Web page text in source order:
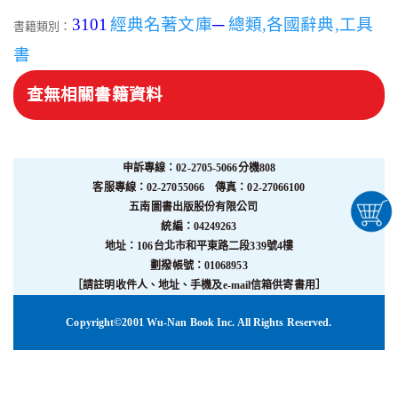
書籍類別： 3101 經典名著文庫─總類,各國辭典,工具
書
查無相關書籍資料
申訴專線：02-2705-5066分機808
客服專線：02-27055066 傳真：02-27066100
五南圖書出版股份有限公司
統編：04249263
地址：106台北市和平東路二段339號4樓
劃撥帳號：01068953
［請註明收件人、地址、手機及e-mail信箱供寄書用］
Copyright©2001 Wu-Nan Book Inc. All Rights Reserved.